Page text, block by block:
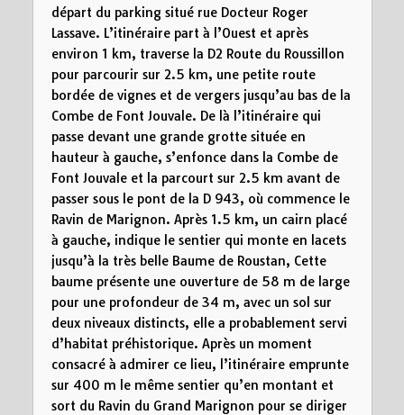
départ du parking situé rue Docteur Roger
Lassave. L’itinéraire part à l’Ouest et après
environ 1 km, traverse la D2 Route du Roussillon
pour parcourir sur 2.5 km, une petite route
bordée de vignes et de vergers jusqu’au bas de la
Combe de Font Jouvale. De là l’itinéraire qui
passe devant une grande grotte située en
hauteur à gauche, s’enfonce dans la Combe de
Font Jouvale et la parcourt sur 2.5 km avant de
passer sous le pont de la D 943, où commence le
Ravin de Marignon. Après 1.5 km, un cairn placé
à gauche, indique le sentier qui monte en lacets
jusqu’à la très belle Baume de Roustan, Cette
baume présente une ouverture de 58 m de large
pour une profondeur de 34 m, avec un sol sur
deux niveaux distincts, elle a probablement servi
d’habitat préhistorique. Après un moment
consacré à admirer ce lieu, l’itinéraire emprunte
sur 400 m le même sentier qu’en montant et
sort du Ravin du Grand Marignon pour se diriger